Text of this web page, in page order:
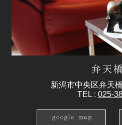
新潟市中央区弁天
TEL : 025-